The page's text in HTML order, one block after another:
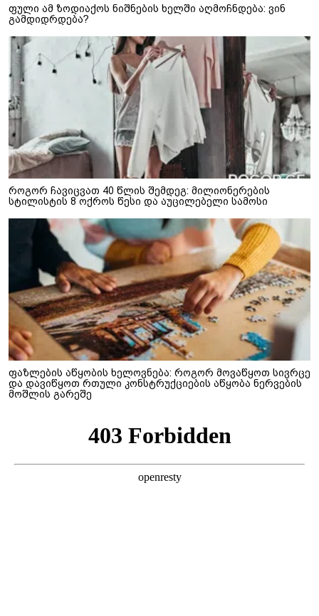
ფული ამ ზოდიაქოს ნიშნების ხელში აღმოჩნდება: ვინ
გამდიდრდება?
როგორ ჩავიცვათ 40 წლის შემდეგ: მილიონერების
სტილისტის 8 ოქროს წესი და აუცილებელი სამოსი
ფაზლების აწყობის ხელოვნება: როგორ მოვაწყოთ სივრცე
და დავიწყოთ რთული კონსტრუქციების აწყობა ნერვების
მოშლის გარეშე